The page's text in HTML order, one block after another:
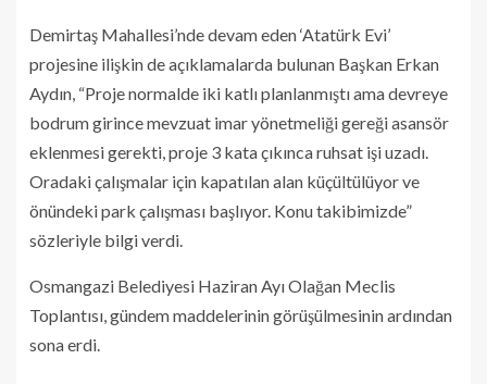
Demirtaş Mahallesi’nde devam eden ‘Atatürk Evi’
projesine ilişkin de açıklamalarda bulunan Başkan Erkan
Aydın, “Proje normalde iki katlı planlanmıştı ama devreye
bodrum girince mevzuat imar yönetmeliği gereği asansör
eklenmesi gerekti, proje 3 kata çıkınca ruhsat işi uzadı.
Oradaki çalışmalar için kapatılan alan küçültülüyor ve
önündeki park çalışması başlıyor. Konu takibimizde”
sözleriyle bilgi verdi.
Osmangazi Belediyesi Haziran Ayı Olağan Meclis
Toplantısı, gündem maddelerinin görüşülmesinin ardından
sona erdi.